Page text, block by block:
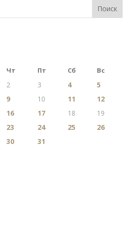
Поиск
Чт Пт Сб Вс
2 3 4
5
9 10 11
12
16 17 18
19
23 24 25
26
30 31